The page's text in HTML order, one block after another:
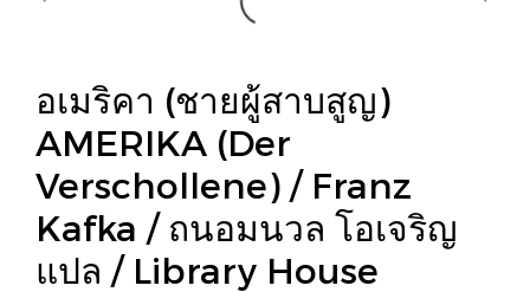
อเมริคา (ชายผู้สาบสูญ)
AMERIKA (Der
Verschollene) / Franz
Kafka / ถนอมนวล โอเจริญ
แปล / Library House